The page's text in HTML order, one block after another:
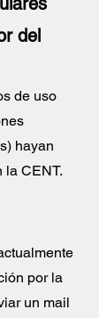
del
de uso
hayan
la CENT.
por la
un mail